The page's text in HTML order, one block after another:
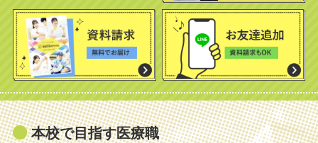
本校で目指す医療職